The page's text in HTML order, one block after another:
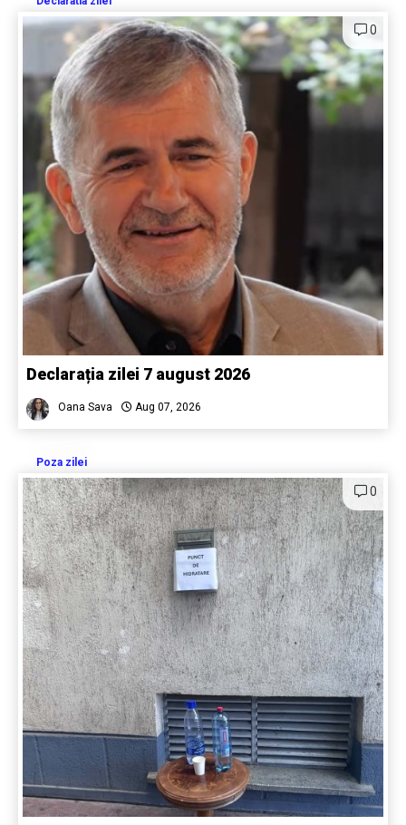
0
Declarația zilei 7 august 2026
Oana Sava Aug 07, 2026
Poza zilei
0